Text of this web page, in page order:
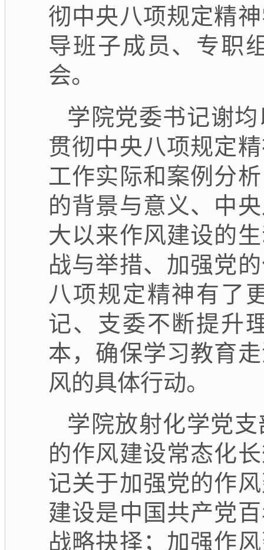
彻中央八项规定精
导班子成员、专职
会。
学院党委书记谢
贯彻中央八项规定
工作实际和案例分
的背景与意义、中
大以来作风建设的
战与举措、加强党
八项规定精神有了
记、支委不断提升
本，确保学习教育
风的具体行动。
学院放射化学党
的作风建设常态化
记关于加强党的作
建设是中国共产党
战略抉择；加强作